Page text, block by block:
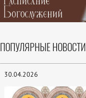
ПОПУЛЯРНЫЕ НОВОСТИ
30.04.2026